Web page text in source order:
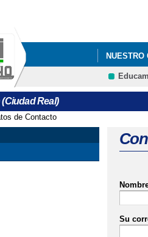
NUESTRO
Real)
aquí
de Contacto
Su